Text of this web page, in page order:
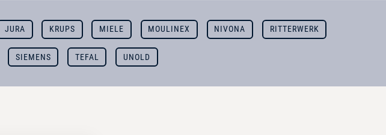
JURA KRUPS MIELE MOULINEX NIVONA RITTERWERK
SIEMENS TEFAL UNOLD